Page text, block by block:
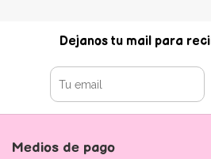
Dejanos tu mail para
Medios de pago